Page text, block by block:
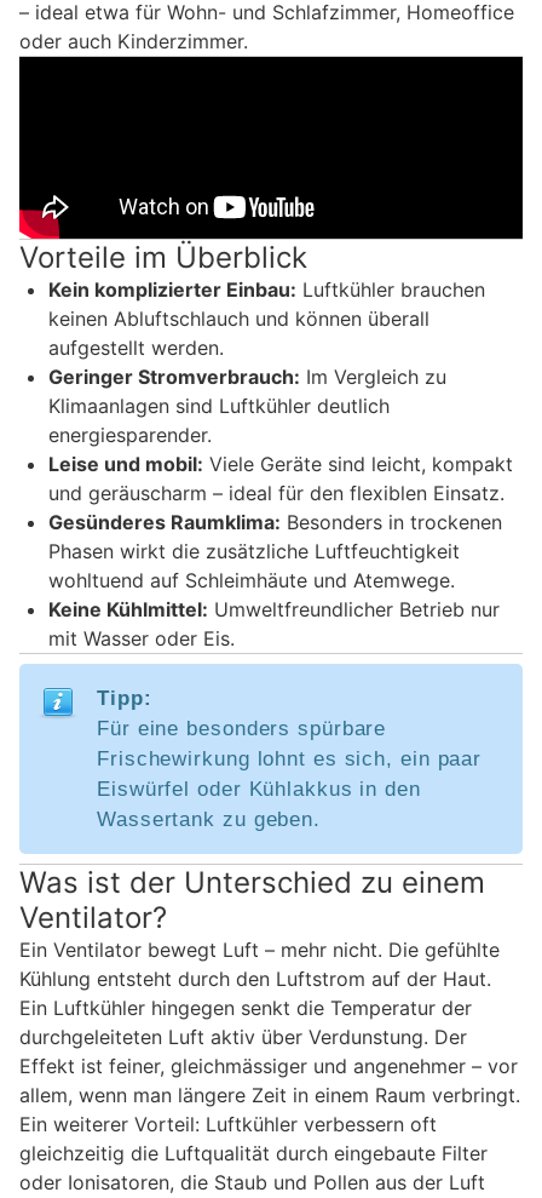
– ideal etwa für Wohn- und Schlafzimmer, Homeoffice
oder auch Kinderzimmer.
Vorteile im Überblick
Kein komplizierter Einbau: Luftkühler brauchen
keinen Abluftschlauch und können überall
aufgestellt werden.
Geringer Stromverbrauch: Im Vergleich zu
Klimaanlagen sind Luftkühler deutlich
energiesparender.
Leise und mobil: Viele Geräte sind leicht, kompakt
und geräuscharm – ideal für den flexiblen Einsatz.
Gesünderes Raumklima: Besonders in trockenen
Phasen wirkt die zusätzliche Luftfeuchtigkeit
wohltuend auf Schleimhäute und Atemwege.
Keine Kühlmittel: Umweltfreundlicher Betrieb nur
mit Wasser oder Eis.
Tipp:
Für eine besonders spürbare
Frischewirkung lohnt es sich, ein paar
Eiswürfel oder Kühlakkus in den
Wassertank zu geben.
Was ist der Unterschied zu einem
Ventilator?
Ein Ventilator bewegt Luft – mehr nicht. Die gefühlte
Kühlung entsteht durch den Luftstrom auf der Haut.
Ein Luftkühler hingegen senkt die Temperatur der
durchgeleiteten Luft aktiv über Verdunstung. Der
Effekt ist feiner, gleichmässiger und angenehmer – vor
allem, wenn man längere Zeit in einem Raum verbringt.
Ein weiterer Vorteil: Luftkühler verbessern oft
gleichzeitig die Luftqualität durch eingebaute Filter
oder Ionisatoren, die Staub und Pollen aus der Luft